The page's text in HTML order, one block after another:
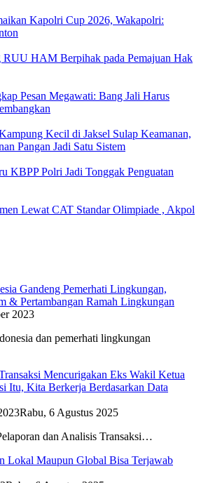
Kapolri Cup 2026, Wakapolri:
RUU HAM Berpihak pada Pemajuan Hak
Pesan Megawati: Bang Jali Harus
Kecil di Jaksel Sulap Keamanan,
Pangan Jadi Satu Sistem
KBPP Polri Jadi Tonggak Penguatan
Lewat CAT Standar Olimpiade , Akpol
Gandeng Pemerhati Lingkungan,
& Pertambangan Ramah Lingkungan
2023
dan pemerhati lingkungan
Mencurigakan Eks Wakil Ketua
Itu, Kita Berkerja Berdasarkan Data
Rabu, 6 Agustus 2025
dan Analisis Transaksi…
Lokal Maupun Global Bisa Terjawab